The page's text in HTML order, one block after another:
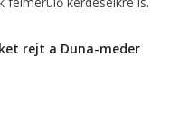
rejt a Duna-meder